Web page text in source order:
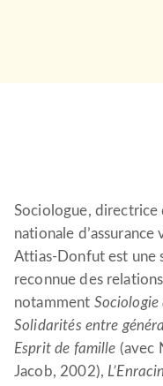
Sociologue, directrice
nationale
Attias-Donfut est une
reconnue des
notamment Sociologie
Solidarités entre
Esprit de famille (avec
Jacob, 2002),